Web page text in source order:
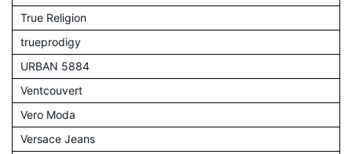
True Religion
trueprodigy
URBAN 5884
Ventcouvert
Vero Moda
Versace Jeans